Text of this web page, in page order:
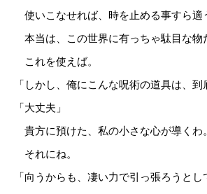
使いこなせれば、時を止める事すら適
本当は、この世界に有っちゃ駄目な物
これを使えば。
「しかし、俺にこんな呪術の道具は、到
「大丈夫」
貴方に預けた、私の小さな心が導くわ。
それにね。
「向うからも、凄い力で引っ張ろうとし